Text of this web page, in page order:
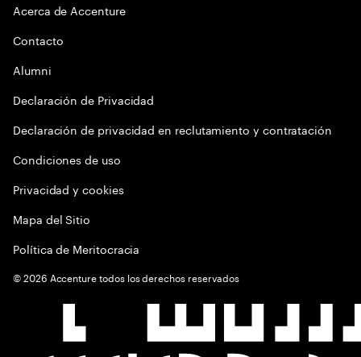
Acerca de Accenture
Contacto
Alumni
Declaración de Privacidad
Declaración de privacidad en reclutamiento y contratación
Condiciones de uso
Privacidad y cookies
Mapa del Sitio
Política de Meritocracia
©2026 Accenture todos los derechos reservados